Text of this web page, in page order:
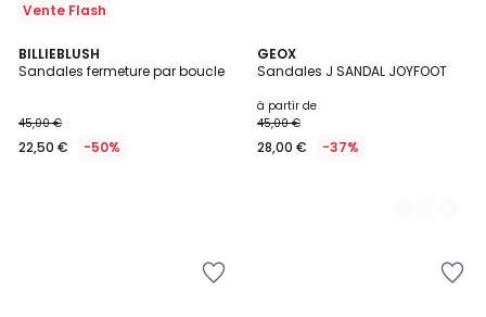
Vente Flash
BILLIEBLUSH
Sandales fermeture par boucle
45,00 €
22,50 € -50%
GEOX
Sandales J SANDAL JOYFOOT
à partir de
45,00 €
28,00 € -37%
2
Couleurs